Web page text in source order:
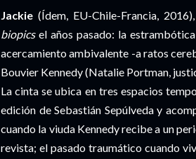
Jackie (Ídem, EU-Chile-Francia,
biopicsel años pasado: la
acercamiento ambivalente -a ratos
Bouvier Kennedy (Natalie Portman,
La cinta se ubica en tres espacios
edición de Sebastián Sepúlveda y
cuando la viuda Kennedy recibe a un
revista; el pasado traumático cuando